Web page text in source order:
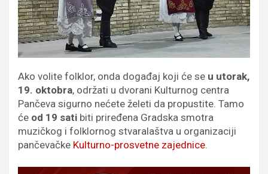
Ako volite folklor, onda događaj koji će se u utorak,
19. oktobra, održati u dvorani Kulturnog centra
Pančeva sigurno nećete želeti da propustite. Tamo
će od 19 sati biti priređena Gradska smotra
muzičkog i folklornog stvaralaštva u organizaciji
pančevačke Kulturno-prosvetne zajednice.